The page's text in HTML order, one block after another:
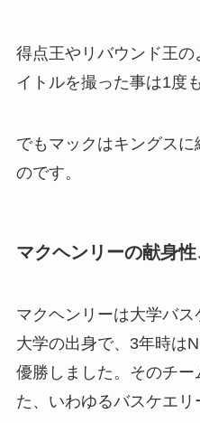
得点王やリバウンド王
イトルを撮った事は1度
でもマックはキングス
のです。
マクヘンリーの献身
マクヘンリーは大学バ
大学の出身で、3年時は
優勝しました。そのチ
た、いわゆるバスケエリ